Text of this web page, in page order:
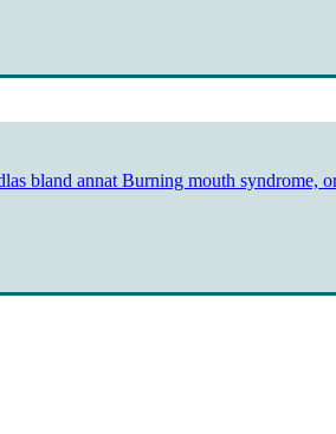
bland annat Burning mouth syndrome,